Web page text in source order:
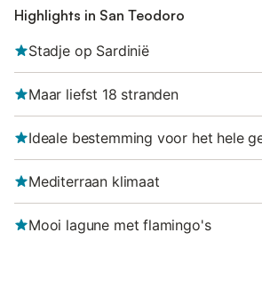
Highlights in San Teodoro
Stadje op Sardinië
Maar liefst 18 stranden
Ideale bestemming voor het hele
Mediterraan klimaat
Mooi lagune met flamingo's